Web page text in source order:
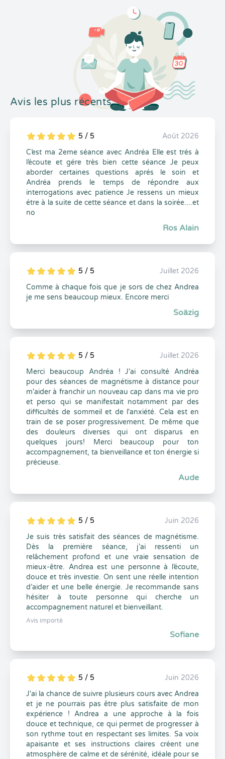
Avis les plus récents
5
1
5
0 5 / 5
Août 2026
C’est ma 2eme séance avec Andréa Elle est trés à
l’écoute et gére très bien cette séance Je peux
aborder certaines questions aprés le soin et
Andréa prends le temps de répondre aux
interrogations avec patience Je ressens un mieux
étre à la suite de cette séance et dans la soirée....et
no
Ros Alain
5
1
5
0 5 / 5
Juillet 2026
Comme à chaque fois que je sors de chez Andrea
je me sens beaucoup mieux. Encore merci
Soäzig
5
1
5
0 5 / 5
Juillet 2026
Merci beaucoup Andréa ! J'ai consulté Andréa
pour des séances de magnétisme à distance pour
m'aider à franchir un nouveau cap dans ma vie pro
et perso qui se manifestait notamment par des
difficultés de sommeil et de l'anxiété. Cela est en
train de se poser progressivement. De même que
des douleurs diverses qui ont disparus en
quelques jours! Merci beaucoup pour ton
accompagnement, ta bienveillance et ton énergie si
précieuse.
Aude
5
1
5
0 5 / 5
Juin 2026
Je suis très satisfait des séances de magnétisme.
Dès la première séance, j’ai ressenti un
relâchement profond et une vraie sensation de
mieux-être. Andrea est une personne à l’écoute,
douce et très investie. On sent une réelle intention
d’aider et une belle énergie. Je recommande sans
hésiter à toute personne qui cherche un
accompagnement naturel et bienveillant.
Avis importé
Sofiane
5
1
5
0 5 / 5
Juin 2026
J'ai la chance de suivre plusieurs cours avec Andrea
et je ne pourrais pas être plus satisfaite de mon
expérience ! Andrea a une approche à la fois
douce et technique, ce qui permet de progresser à
son rythme tout en respectant ses limites. Sa voix
apaisante et ses instructions claires créent une
atmosphère de calme et de sérénité, idéale pour se